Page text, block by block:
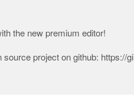
the new premium editor!
project on github: https://gi